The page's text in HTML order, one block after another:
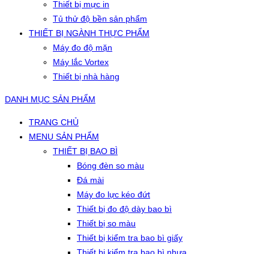
Thiết bị mực in
Tủ thử độ bền sản phẩm
THIẾT BỊ NGÀNH THỰC PHẨM
Máy đo độ mặn
Máy lắc Vortex
Thiết bị nhà hàng
DANH MỤC SẢN PHẨM
TRANG CHỦ
MENU SẢN PHẨM
THIẾT BỊ BAO BÌ
Bóng đèn so màu
Đá mài
Máy đo lực kéo đứt
Thiết bị đo độ dày bao bì
Thiết bị so màu
Thiết bị kiểm tra bao bì giấy